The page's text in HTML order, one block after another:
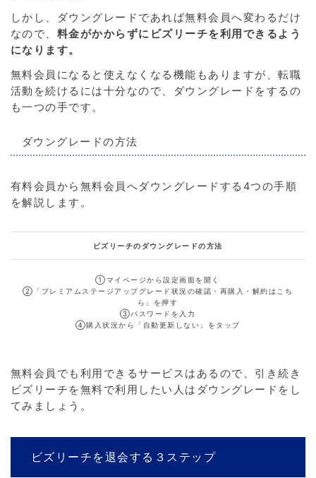
しかし、ダウングレードであれば無料会員へ変わるだけ
なので、 料金がかからずにビズリーチを利用できるよう
になります。
無料会員になると使えなくなる機能もありますが、転職
活動を続けるには十分なので、ダウングレードをするの
も一つの手です。
ダウングレードの方法
有料会員から無料会員へダウングレードする4つの手順
を解説します。
ビズリーチのダウングレードの方法
①マイページから設定画面を開く
② 「プレミアムステージアップグレード状況の確認・再購入・解約はこち
ら」を押す
③パスワードを入力
④購入状況から「自動更新しない」をタップ
無料会員でも利用できるサービスはあるので、引き続き
ビズリーチを無料で利用したい人はダウングレードをし
てみましょう。
ビズリーチを退会する３ステップ